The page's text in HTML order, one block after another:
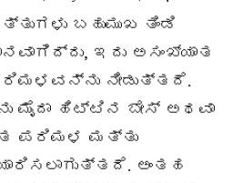
ಬಹುಮುಖ ತಿಂಡಿ
ಇದು ಅಸಂಖ್ಯಾತ
ನೀಡುತ್ತದೆ.
ಮೈದಾ ಹಿಟ್ಟಿನ ಬೇಸ್ ಅಥವಾ
ಪರಿಮಳ ಮತ್ತು
ಅಂತಹ